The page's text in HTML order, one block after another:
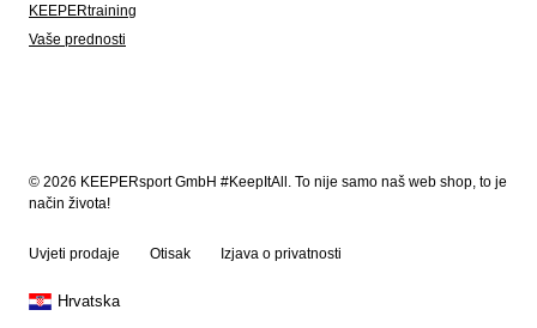
KEEPERtraining
Vaše prednosti
© 2026 KEEPERsport GmbH #KeepItAll. To nije samo naš web shop, to je
način života!
Uvjeti prodaje Otisak Izjava o privatnosti
Hrvatska